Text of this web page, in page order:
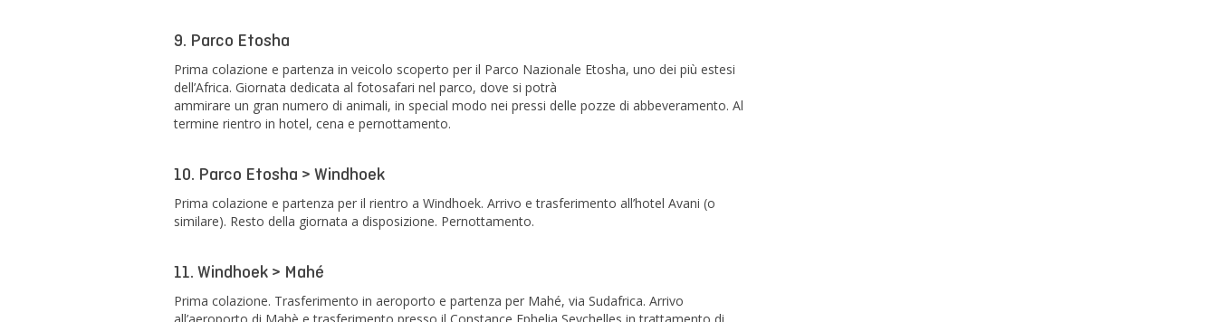
9. Parco Etosha
Prima colazione e partenza in veicolo scoperto per il Parco Nazionale Etosha, uno dei più estesi
dell’Africa. Giornata dedicata al fotosafari nel parco, dove si potrà
ammirare un gran numero di animali, in special modo nei pressi delle pozze di abbeveramento. Al
termine rientro in hotel, cena e pernottamento.
10. Parco Etosha > Windhoek
Prima colazione e partenza per il rientro a Windhoek. Arrivo e trasferimento all’hotel Avani (o
similare). Resto della giornata a disposizione. Pernottamento.
11. Windhoek > Mahé
Prima colazione. Trasferimento in aeroporto e partenza per Mahé, via Sudafrica. Arrivo